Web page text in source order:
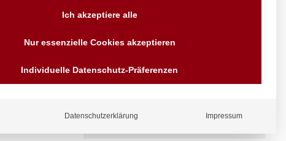
Wir sind seit über 40 Jahren
Vorrauskasse Paypal,
EPS oder GiroPay
Ich akzeptiere alle
Nur essenzielle Cookies akzeptieren
Individuelle Datenschutz-Präferenzen
Datenschutzerklärung Impressum